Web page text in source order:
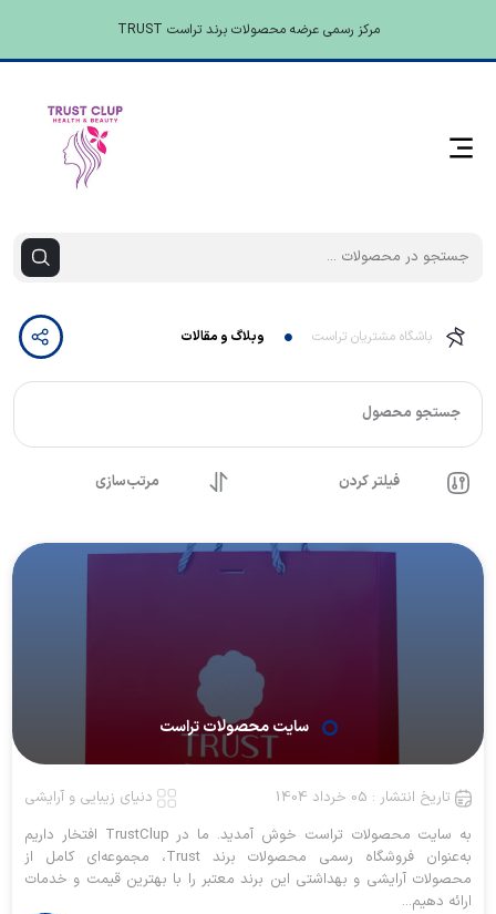
مرکز رسمی عرضه محصولات برند تراست TRUST
باشگاه مشتریان تراست وبلاگ و مقالات
جستجو محصول
فیلتر کردن مرتب‌سازی
سایت محصولات تراست
تاریخ انتشار : 05 خرداد 1404
دنیای زیبایی و آرایشی
به سایت محصولات تراست خوش آمدید. ما در TrustClup افتخار داریم
به‌عنوان فروشگاه رسمی محصولات برند Trust، مجموعه‌ای کامل از
محصولات آرایشی و بهداشتی این برند معتبر را با بهترین قیمت و خدمات
ارائه دهیم...